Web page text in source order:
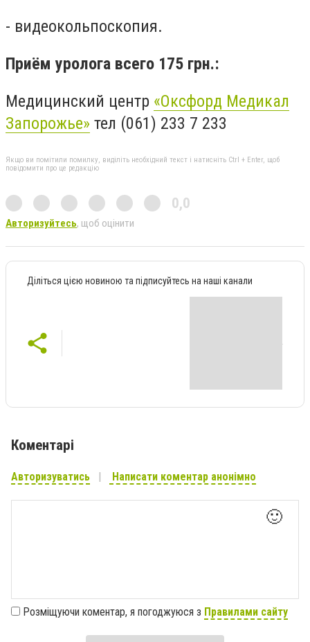
- видеокольпоскопия.
Приём уролога всего 175 грн.:
Медицинский центр «Оксфорд Медикал
Запорожье» тел (061) 233 7 233
Якщо ви помітили помилку, виділіть необхідний текст і натисніть Ctrl + Enter, щоб
повідомити про це редакцію
0,0
Авторизуйтесь, щоб оцінити
Діліться цією новиною та підписуйтесь на наші канали
Коментарі
Авторизуватись Написати коментар анонімно
🙂
Розміщуючи коментар, я погоджуюся з Правилами сайту